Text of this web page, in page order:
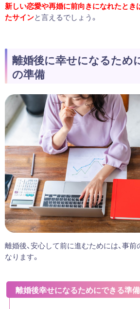
新しい恋愛や再婚に前向きになれたとき
たサインと言えるでしょう。
離婚後に幸せになるため
の準備
離婚後、安心して前に進むためには、事
なります。
離婚後幸せになるためにできる準備